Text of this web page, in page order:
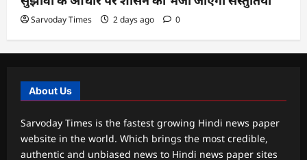
Sarvoday Times 2 days ago 0
About Us
Sarvoday Times is the fastest growing Hindi news paper
website in the world. Which brings the most credible,
authentic and unbiased news to Hindi news paper sites